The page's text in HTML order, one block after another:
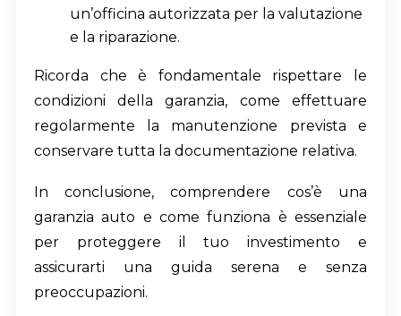
un’officina autorizzata per la valutazione
e la riparazione.
Ricorda che è fondamentale rispettare le
condizioni della garanzia, come effettuare
regolarmente la manutenzione prevista e
conservare tutta la documentazione relativa.
In conclusione, comprendere cos’è una
garanzia auto e come funziona è essenziale
per proteggere il tuo investimento e
assicurarti una guida serena e senza
preoccupazioni.